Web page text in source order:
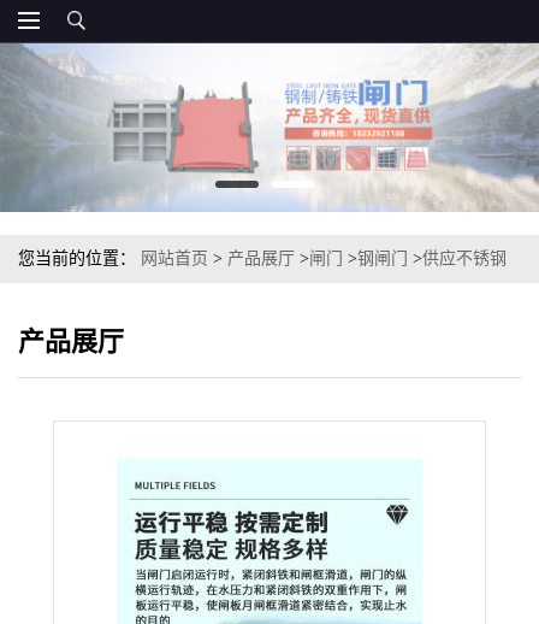
您当前的位置： 网站首页 > 产品展厅 >闸门 >钢闸门 >供应不锈钢
产品展厅